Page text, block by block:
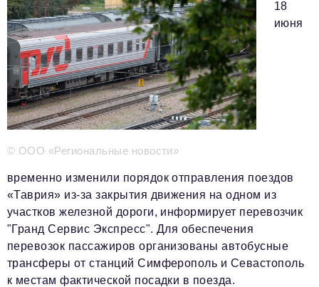
Электронные почты редакции:
Информационный отдел
info@business-magazine.online
Отдел рекламы
reklama@business-magazine.online
Отдел распространения/редакционная подписка
podpiska@business-magazine.online
Отдел по работе с партнерами
© ООО «Региональные новости»
18
июня
временно изменили порядок отправления поездов
«Таврия» из-за закрытия движения на одном из
участков железной дороги, информирует перевозчик
"Гранд Сервис Экспресс". Для обеспечения
перевозок пассажиров организованы автобусные
трансферы от станций Симферополь и Севастополь
к местам фактической посадки в поезда.